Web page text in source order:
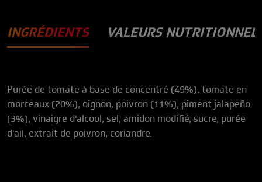
INGRÉDIENTS VALEURS
Purée de tomate à base de concentré (49%), tomate en
morceaux (20%), oignon, poivron (11%), piment jalapeño
(3%), vinaigre d'alcool, sel, amidon modifié, sucre, purée
d'ail, extrait de poivron, coriandre.